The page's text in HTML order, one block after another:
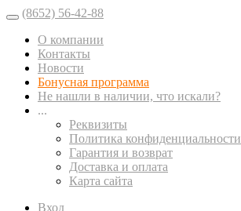
(8652) 56-42-88
О компании
Контакты
Новости
Бонусная программа
Не нашли в наличии, что искали?
...
Реквизиты
Политика конфиденциальности
Гарантия и возврат
Доставка и оплата
Карта сайта
Вход